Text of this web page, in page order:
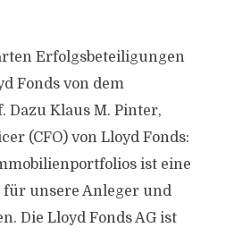
Erfolgsbeteiligungen
Fonds von dem
Klaus M. Pinter,
(CFO) von Lloyd Fonds:
ist eine
unsere Anleger und
Die Lloyd Fonds AG ist